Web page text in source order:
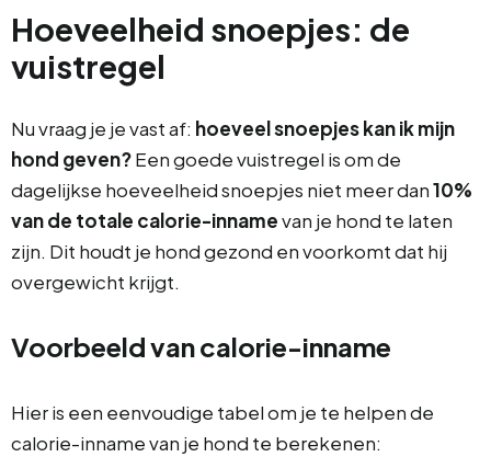
Hoeveelheid snoepjes: de
vuistregel
Nu vraag je je vast af: hoeveel snoepjes kan ik mijn
hond geven?Een goede vuistregel is om de
dagelijkse hoeveelheid snoepjes niet meer dan10%
van de totale calorie-innamevan je hond te laten
zijn. Dit houdt je hond gezond en voorkomt dat hij
overgewicht krijgt.
Voorbeeld van calorie-inname
Hier is een eenvoudige tabel om je te helpen de
calorie-inname van je hond te berekenen: